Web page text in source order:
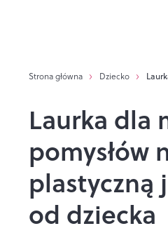
Strona główna Dziecko
Laurka dla
pomysłów
plastyczną
od dziecka